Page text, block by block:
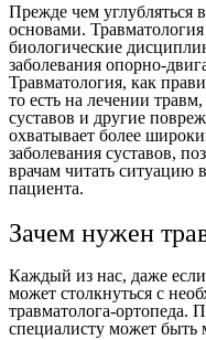
Прежде чем углубляться
основами.
биологические
заболевания опорно-
Травматология, как
то есть на лечении
суставов и другие
охватывает более
заболевания суставов,
врачам читать ситуацию
пациента.
Зачем нужен
Каждый из нас, даже
может столкнуться с
травматолога-ортопеда.
специалисту может